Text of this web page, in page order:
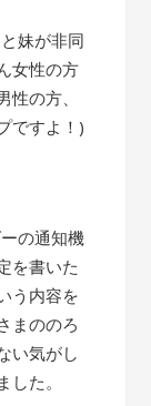
妹が非同
女性の方
の方、
ですよ！)
の通知機
を書いた
う内容を
まののろ
い気がし
た。